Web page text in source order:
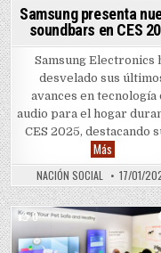
Samsung presenta
soundbars en CES
Samsung Electronics
desvelado sus
avances en tecnología
audio para el hogar
CES 2025, destacando
MásSamsung
NACIÓN SOCIAL 17/01/
0
Posted in